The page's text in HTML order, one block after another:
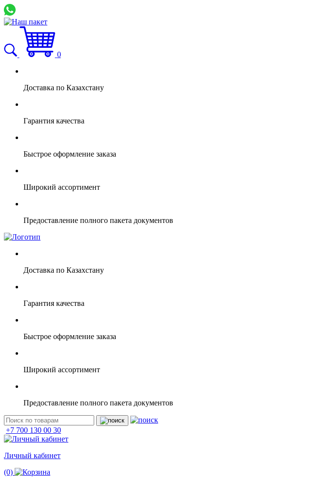
0
Доставка по Казахстану
Гарантия качества
Быстрое оформление заказа
Широкий ассортимент
Предоставление полного пакета документов
Доставка по Казахстану
Гарантия качества
Быстрое оформление заказа
Широкий ассортимент
Предоставление полного пакета документов
+7 700 130 00 30
Личный кабинет
(0)